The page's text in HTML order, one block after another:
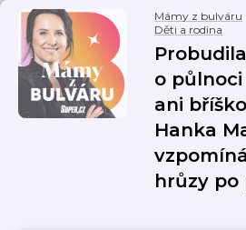
Mámy z bulváru
Děti a rodina
o
ani
Hanka
hrůzy po